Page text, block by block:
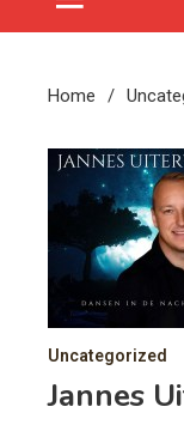
Home
Uncategorized
Jannes